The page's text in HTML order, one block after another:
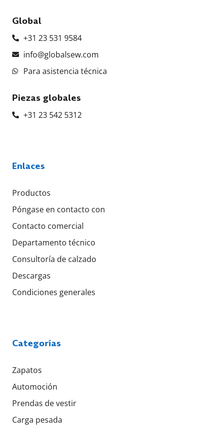
Global
+31 23 531 9584
info@globalsew.com
Para asistencia técnica
Piezas globales
+31 23 542 5312
Enlaces
Productos
Póngase en contacto con
Contacto comercial
Departamento técnico
Consultoría de calzado
Descargas
Condiciones generales
Categorías
Zapatos
Automoción
Prendas de vestir
Carga pesada